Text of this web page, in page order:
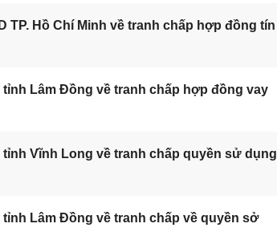
TP. Hồ Chí Minh về tranh chấp hợp đồng tín
tỉnh Lâm Đồng về tranh chấp hợp đồng vay
tỉnh Vĩnh Long về tranh chấp quyền sử dụng
tỉnh Lâm Đồng về tranh chấp về quyền sở